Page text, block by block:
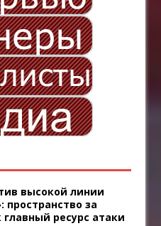
высокой линии
пространство за
ресурс атаки